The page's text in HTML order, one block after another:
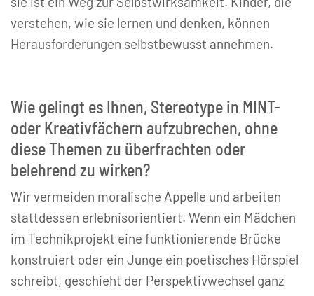
verstehen, wie sie lernen und denken, können
Herausforderungen selbstbewusst annehmen.
Wie gelingt es Ihnen, Stereotype in MINT-
oder Kreativfächern aufzubrechen, ohne
diese Themen zu überfrachten oder
belehrend zu wirken?
Wir vermeiden moralische Appelle und arbeiten
stattdessen erlebnisorientiert. Wenn ein Mädchen
im Technikprojekt eine funktionierende Brücke
konstruiert oder ein Junge ein poetisches Hörspiel
schreibt, geschieht der Perspektivwechsel ganz